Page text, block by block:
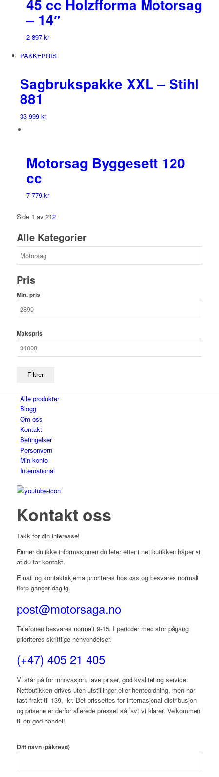
45 cc Holzfforma Motorsag
– 14″
2 897 kr
PAKKEPRIS
Sagbrukspakke XXL – Stihl
881
33 999 kr
Motorsag Byggesett 120
cc
7 779 kr
Side 1 av 212
Alle Kategorier
Pris
Min. pris
Makspris
Filtrer
Alle produkter
Blogg
Om oss
Kontakt
Betingelser
Personvern
Min konto
International
Kontakt oss
Takk for din interesse!
Finner du ikke informasjonen du leter etter i nettbutikken håper vi
at du tar kontakt.
Email og kontaktskjema prioriteres hos oss og besvares normalt
flere ganger daglig.
post@motorsaga.no
Telefonen besvares normalt 9-15. I perioder med stor pågang
prioriteres skriftlige henvendelser.
(+47) 405 21 405
Vi står på for innovasjon, lave priser, god kvalitet og service.
Nettbutikken drives uten utstillinger eller henteordning, men har
fast frakt til 139,- kr. Det prissettes for internasjonal distribusjon
og prisene er derfor allerede presset så lavt vi klarer. Velkommen
til en god handel!
Ditt navn (påkrevd)